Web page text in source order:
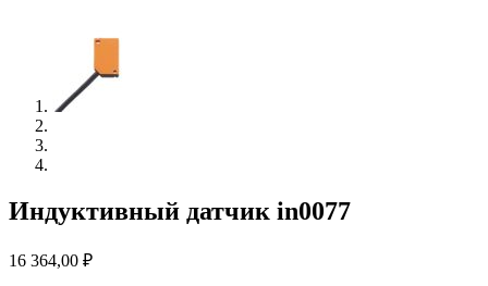
Индуктивный датчик in0077
16 364,00 ₽